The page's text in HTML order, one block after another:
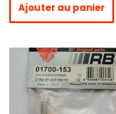
Ajouter au panier